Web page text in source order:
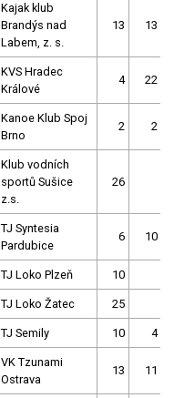
Kajak klub
Brandýs nad
Labem, z. s.
13 13
KVS Hradec
Králové
4 22
Kanoe Klub Spoj
Brno
2 2
Klub vodních
sportů Sušice
z.s.
26
TJ Syntesia
Pardubice
6 10
TJ Loko Plzeň 10
TJ Loko Žatec 25
TJ Semily 10 4
VK Tzunami
Ostrava
13 11